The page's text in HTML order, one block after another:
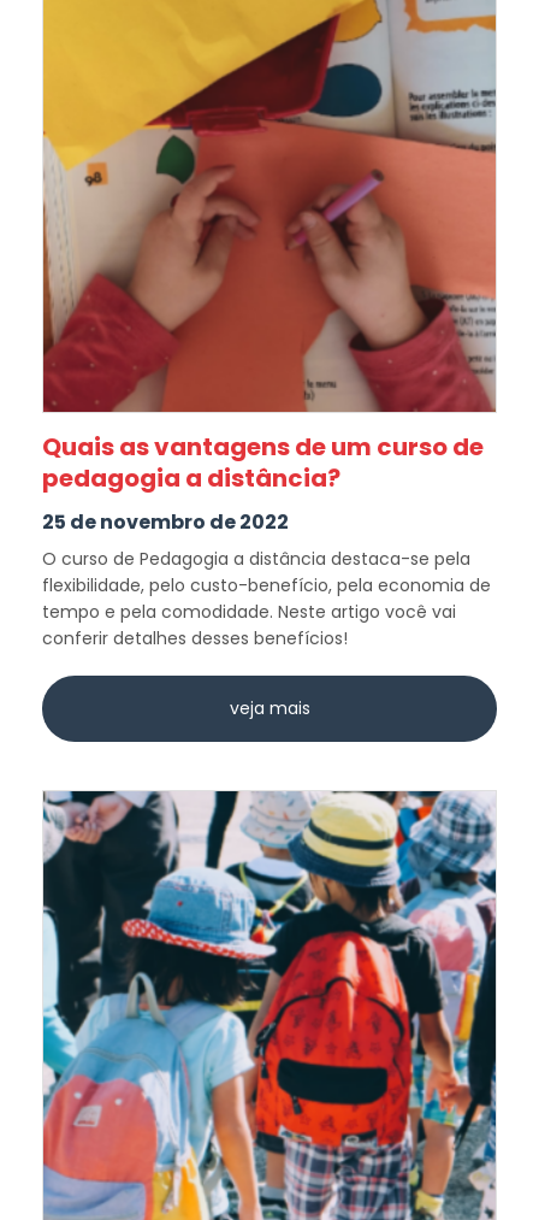
Quais as vantagens de um curso de
pedagogia a distância?
25 de novembro de 2022
O curso de Pedagogia a distância destaca-se pela
flexibilidade, pelo custo-benefício, pela economia de
tempo e pela comodidade. Neste artigo você vai
conferir detalhes desses benefícios!
veja mais